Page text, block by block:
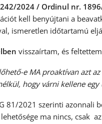
2024 / Ordinul nr.
kell benyújtani a
ismeretlen időtartamú
visszaírtam, és
e MA proaktívan azt
hogy várni kellene
81/2021 szerinti azonnali
ma nincs, csak